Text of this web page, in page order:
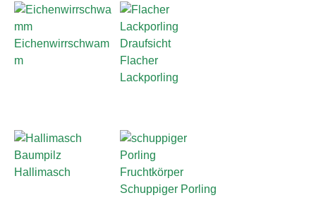
Eichenwirrschwam
m
Flacher
Lackporling
Hallimasch
Schuppiger Porling